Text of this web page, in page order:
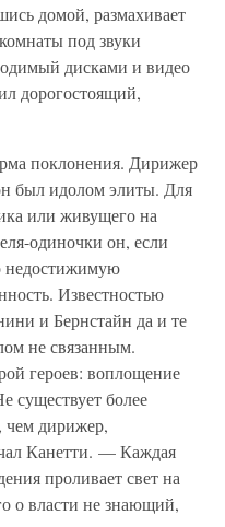
домой, размахивает
под звуки
дисками и видео
дорогостоящий,
поклонения. Дирижер
был идолом элиты. Для
или живущего на
одиночки он, если
недостижимую
Известностью
и Бернстайн да и те
не связанным.
героев: воплощение
существует более
чем дирижер,
Канетти. — Каждая
проливает свет на
о власти не знающий,